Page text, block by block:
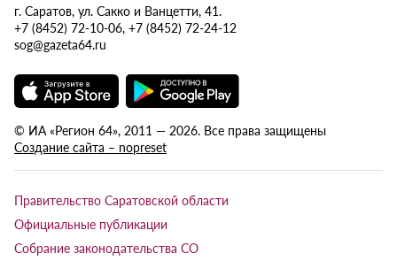
г. Саратов, ул. Сакко и Ванцетти, 41.
+7 (8452) 72-10-06, +7 (8452) 72-24-12
sog@gazeta64.ru
© ИА «Регион 64», 2011 — 2026. Все права защищены
Создание сайта – nopreset
Правительство Саратовской области
Официальные публикации
Собрание законодательства СО